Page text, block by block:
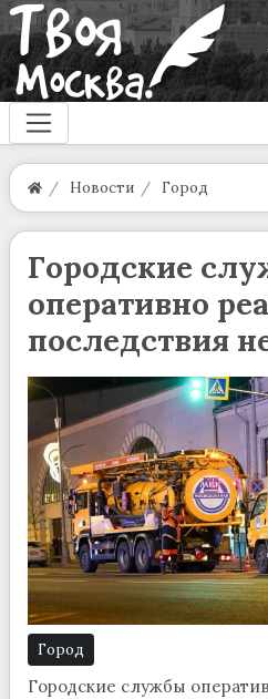
Новости Город
Городские
оперативно
последствия
Город
Городские службы